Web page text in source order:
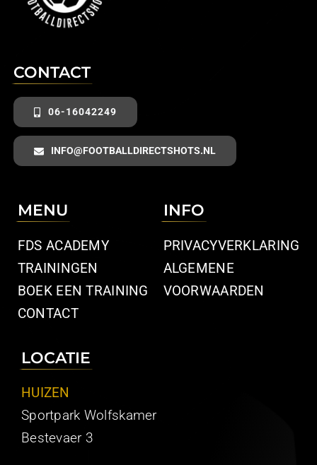
CONTACT
06-16042249
INFO@FOOTBALLDIRECTSHOTS.NL
MENU
FDS ACADEMY
TRAININGEN
BOEK EEN TRAINING
CONTACT
INFO
PRIVACYVERKLARING
ALGEMENE
VOORWAARDEN
LOCATIE
HUIZEN
Sportpark Wolfskamer
Bestevaer 3